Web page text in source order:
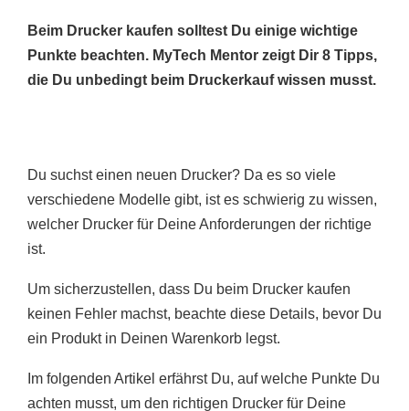
Beim Drucker kaufen solltest Du einige wichtige
Punkte beachten. MyTech Mentor zeigt Dir 8 Tipps,
die Du unbedingt beim Druckerkauf wissen musst.
Du suchst einen neuen Drucker? Da es so viele
verschiedene Modelle gibt, ist es schwierig zu wissen,
welcher Drucker für Deine Anforderungen der richtige
ist.
Um sicherzustellen, dass Du beim Drucker kaufen
keinen Fehler machst, beachte diese Details, bevor Du
ein Produkt in Deinen Warenkorb legst.
Im folgenden Artikel erfährst Du, auf welche Punkte Du
achten musst, um den richtigen Drucker für Deine